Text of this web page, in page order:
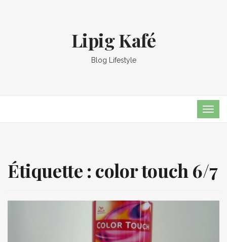
Lipig Kafé
Blog Lifestyle
Étiquette : color touch 6/7